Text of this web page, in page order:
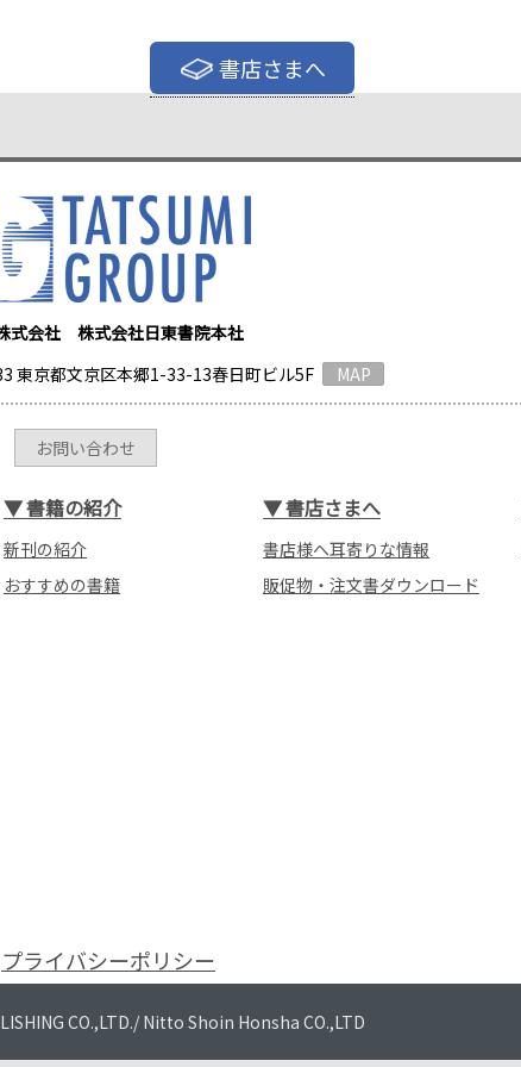
書店さまへ
式会社 株式会社日東書院本社
東京都文京区本郷1-33-13春日町ビル5F
MAP
お問い合わせ
▼書籍の紹介
新刊の紹介
おすすめの書籍
▼書店さまへ
書店様へ耳寄りな情報
販促物・注文書ダウンロード
プライバシーポリシー
CO.,LTD./ Nitto Shoin Honsha CO.,LTD